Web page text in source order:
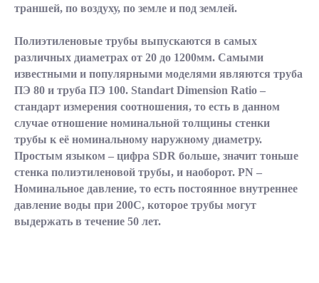
траншей, по воздуху, по земле и под землей.
Полиэтиленовые трубы выпускаются в самых
различных диаметрах от 20 до 1200мм. Самыми
известными и популярными моделями являются труба
ПЭ 80 и труба ПЭ 100. Standart Dimension Ratio –
стандарт измерения соотношения, то есть в данном
случае отношение номинальной толщины стенки
трубы к её номинальному наружному диаметру.
Простым языком – цифра SDR больше, значит тоньше
стенка полиэтиленовой трубы, и наоборот. PN –
Номинальное давление, то есть постоянное внутреннее
давление воды при 200С, которое трубы могут
выдержать в течение 50 лет.